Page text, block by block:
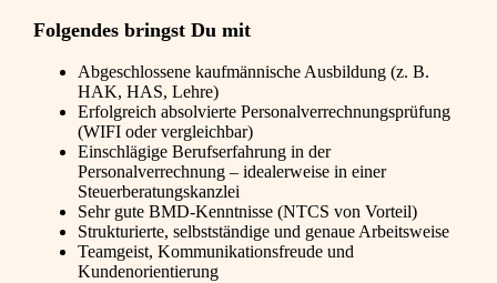
Folgendes bringst Du mit
Abgeschlossene kaufmännische Ausbildung (z. B.
HAK, HAS, Lehre)
Erfolgreich absolvierte Personalverrechnungsprüfung
(WIFI oder vergleichbar)
Einschlägige Berufserfahrung in der
Personalverrechnung – idealerweise in einer
Steuerberatungskanzlei
Sehr gute BMD-Kenntnisse (NTCS von Vorteil)
Strukturierte, selbstständige und genaue Arbeitsweise
Teamgeist, Kommunikationsfreude und
Kundenorientierung